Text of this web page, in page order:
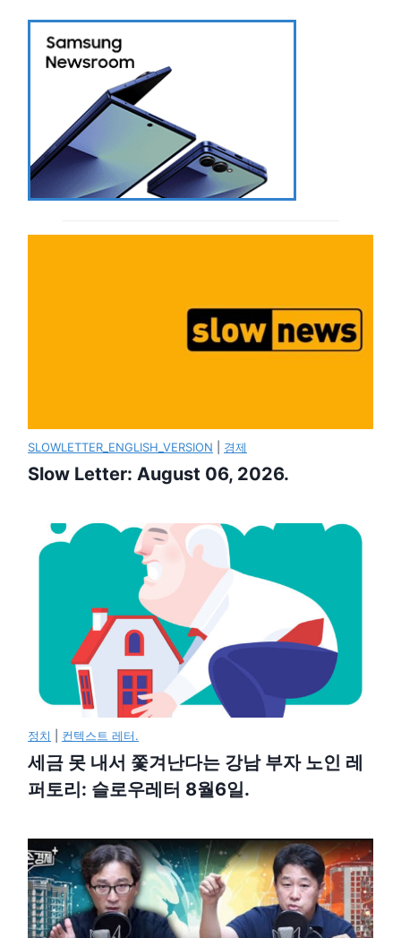
SLOWLETTER_ENGLISH_VERSION 경제
Slow Letter: August 06, 2026.
정치 컨텍스트 레터.
세금 못 내서 쫓겨난다는 강남 부자 노인 레
퍼토리: 슬로우레터 8월6일.